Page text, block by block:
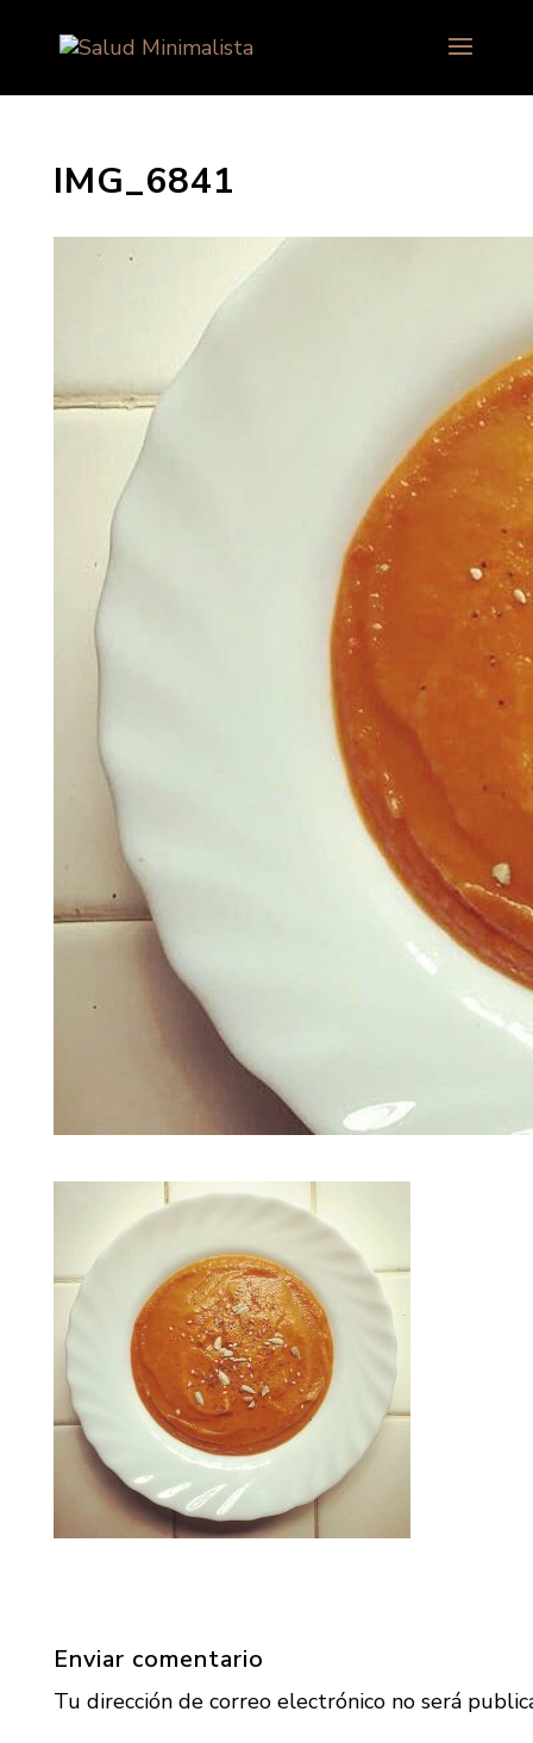
IMG_6841
Enviar comentario
Tu dirección de correo electrónico no será